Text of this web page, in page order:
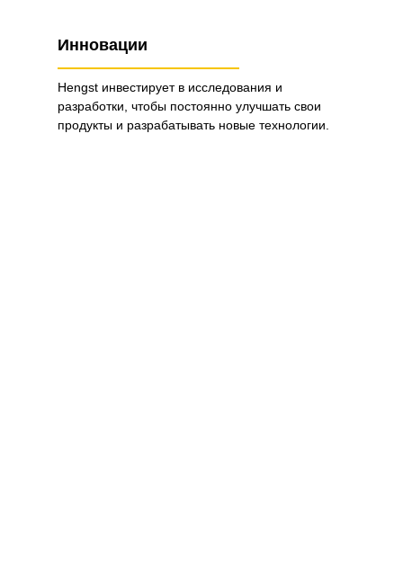
Инновации
Hengst инвестирует в исследования и
разработки, чтобы постоянно улучшать свои
продукты и разрабатывать новые технологии.